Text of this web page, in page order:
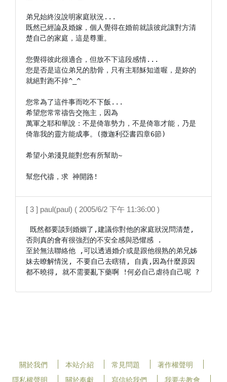
弟兄始終沒說明家庭狀況...
既然已經論及婚嫁，個人覺得在婚前就該彼此讓對方清
楚自己的家庭，這是尊重。
您覺得彼此很適合，但放不下這段感情...
您是否是這位弟兄的肋骨，只有主耶穌知道喔，是妳的
就絕對跑不掉^_^
您常為了這件事而吃不下飯...
希望您常常禱告交拖主，因為
萬軍之耶和華說：不是倚靠勢力，不是倚靠才能，乃是
倚靠我的靈方能成事。(撒迦利亞書四章6節)
希望小弟淺見能對您有所幫助~
幫您代禱，求 神開路!
[ 3 ] paul(paul) ( 2005/6/2 下午 11:36:00 )
否則真的會有很強烈的不安全感與恐懼感 .
至於無法聯絡他 ,可以透過婚介或是跟他很熟的弟兄姊
妹去瞭解情況, 不要自己去瞎猜, 自責,因為什麼原因
都不曉得, 就不需要亂下藥啊 !何必自己虐待自己呢 ?
關於我們 本站介紹 常見問題
著作權聲明
隱私權聲明
關於奉獻 寫信給我們 我要去教會